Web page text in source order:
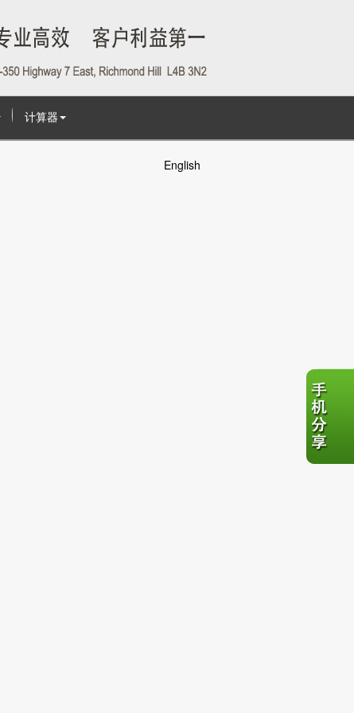
计算器
English